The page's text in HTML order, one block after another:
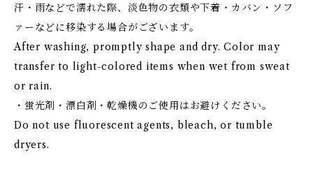
汗・雨などで濡れた際、淡色物の衣類や下着・カバン・ソフ
ァーなどに移染する場合がございます。
After washing, promptly shape and dry. Color may
transfer to light-colored items when wet from sweat
or rain.
・蛍光剤・漂白剤・乾燥機のご使用はお避けください。
Do not use fluorescent agents, bleach, or tumble
dryers.